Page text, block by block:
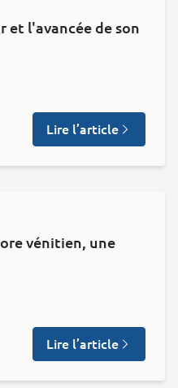
et l'avancée de son
Lire l’article
vénitien, une
Lire l’article